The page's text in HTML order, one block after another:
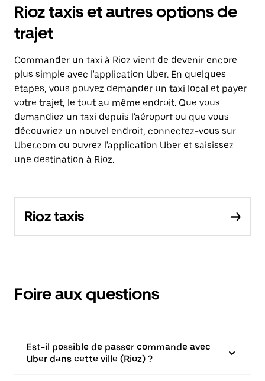
Rioz taxis et autres options de
trajet
Commander un taxi à Rioz vient de devenir encore
plus simple avec l'application Uber. En quelques
étapes, vous pouvez demander un taxi local et payer
votre trajet, le tout au même endroit. Que vous
demandiez un taxi depuis l'aéroport ou que vous
découvriez un nouvel endroit, connectez-vous sur
Uber.com ou ouvrez l'application Uber et saisissez
une destination à Rioz.
Rioz taxis
Foire aux questions
Est-il possible de passer commande avec
Uber dans cette ville (Rioz) ?